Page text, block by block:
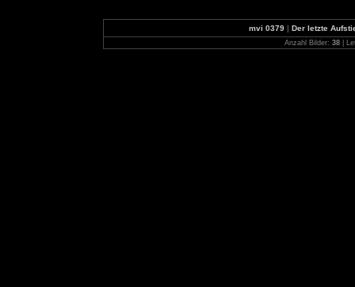
mvi 0379| Der letzte
Anzahl Bilder: 38 |